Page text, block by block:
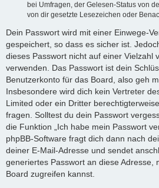
bei Umfragen, der Gelesen-Status von
von dir gesetzte Lesezeichen oder
Dein Passwort wird mit einer Einwege-
gespeichert, so dass es sicher ist.
dieses Passwort nicht auf einer Vielzahl
verwenden. Das Passwort ist dein
Benutzerkonto für das Board, also geh
Insbesondere wird dich kein Vertreter
Limited oder ein Dritter
fragen. Solltest du dein Passwort
die Funktion „Ich habe mein Passwort
phpBB-Software fragt dich dann nach
deiner E-Mail-Adresse und sendet
generiertes Passwort an diese Adresse,
Board zugreifen kannst.